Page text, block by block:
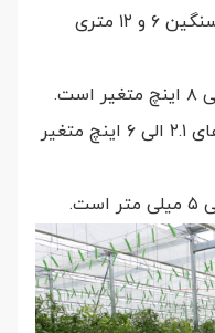
متراژ معمول لوله گالوانیزه سنگین ۶ و ۱۲ متری
لوله گالوانیزه ساوه با سایز‌های ۲.۱ الی ۶ اینچ متغیر